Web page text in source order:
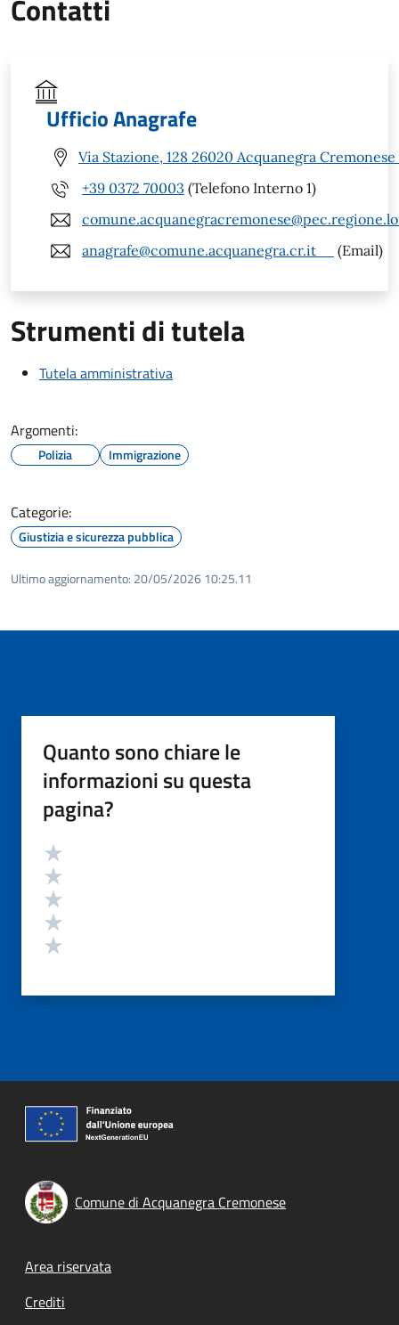
Contatti
Ufficio Anagrafe
Via Stazione, 128 26020 Acquanegra Cremonese
+39 0372 70003 (Telefono Interno 1)
anagrafe@comune.acquanegra.cr.it
(Email)
Strumenti di tutela
Tutela amministrativa
Argomenti:
Polizia Immigrazione
Categorie:
Giustizia e sicurezza pubblica
Ultimo aggiornamento: 20/05/2026 10:25.11
Quanto sono chiare le
informazioni su questa
pagina?
Valutazione
Comune di Acquanegra Cremonese
Footer menu
Area riservata
Crediti